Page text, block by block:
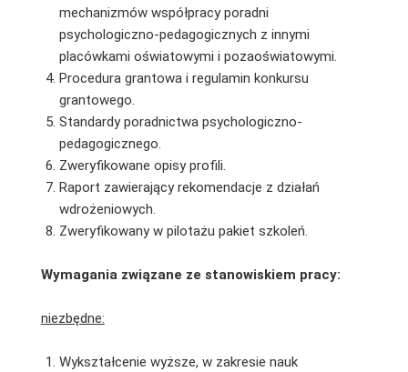
mechanizmów współpracy poradni
psychologiczno-pedagogicznych z innymi
placówkami oświatowymi i pozaoświatowymi.
Procedura grantowa i regulamin konkursu
grantowego.
Standardy poradnictwa psychologiczno-
pedagogicznego.
Zweryfikowane opisy profili.
Raport zawierający rekomendacje z działań
wdrożeniowych.
Zweryfikowany w pilotażu pakiet szkoleń.
Wymagania związane ze stanowiskiem pracy:
niezbędne:
Wykształcenie wyższe, w zakresie nauk